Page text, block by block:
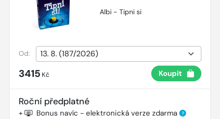
Albi - Tipni si
Od:
3415 Kč Koupit
Roční předplatné
+ Bonus navíc - elektronická verze zdarma ?